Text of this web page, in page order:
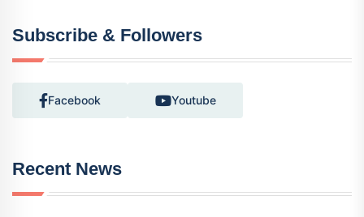
Subscribe & Followers
Facebook Youtube
Recent News